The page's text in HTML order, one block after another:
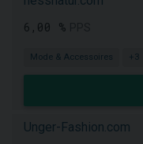
6,00 %
Mode & Accessoires +3
Unger-Fashion.com